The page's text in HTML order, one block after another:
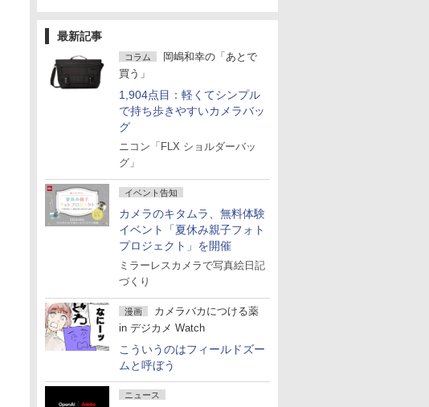
最新記事
コラム
岡嶋和幸の「あとで
買う」
1,904点目：軽くてシンプル
で持ち歩きやすいカメラバッ
グ
ニコン「FLX ショルダーバッ
グ」
イベント告知
カメラのキタムラ、無料体験
イベント「夏休み親子フォト
プロジェクト」を開催
ミラーレスカメラで写真絵日記
づくり
漫画
カメラバカにつける薬
in デジカメ Watch
こういうのはフィールドズー
ムと呼ぼう
ニュース